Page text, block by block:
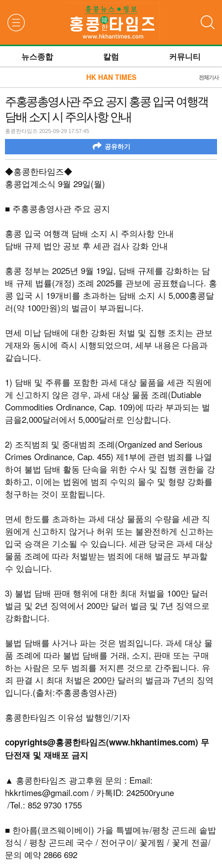
뉴스종합 칼럼 커뮤니티
HK HAN TIMES 전체기사
주홍콩총영사관 주요 공지 홍콩 입국 여행객
담배 소지 시 주의사항 안내
홍콩한타임즈 2025-09-29 17:57:45
공유하기
◆홍콩한타임즈◆
홍콩업계소식 9월 29일(월)
■ 주홍콩총영사관 주요 공지
홍콩 입국 여행객 담배 소지 시 주의사항 안내
담배 규제 법안 공보 후 세관 검사 강화 안내
홍콩 정부는 2025년 9월 19일, 담배 규제를 강화하는 담
배 규제 법률(개정) 조례 2025를 관보에 공표했습니다. 홍
콩 입국 시 19개비를 초과하는 담배 소지 시 5,000홍콩달
러(약 100만원)의 벌금이 부과됩니다.
면세 미납 담배에 대한 강화된 처벌 및 집행 조치는 관보
게재와 동시에 즉시 시행되었으며, 세부 내용은 다음과
같습니다.
1) 담배 및 주류를 포함한 과세 대상 물품을 세관 직원에
게 신고하지 않은 경우, 과세 대상 물품 조례(Dutiable
Commodities Ordinance, Cap. 109)에 따라 부과되는 벌
금을2,000달러에서 5,000달러로 인상합니다.
2) 조직범죄 및 중대범죄 조례(Organized and Serious
Crimes Ordinance, Cap. 455) 제1부에 관련 범죄를 나열
하여 불법 담배 활동 단속을 위한 수사 및 집행 권한을 강
화하고, 이에는 법원에 범죄 수익의 몰수 및 형량 강화를
청구하는 것이 포함됩니다.
면세 한도를 초과하는 과세 대상 물품의 수량을 세관 직
원에게 신고하지 않거나 허위 또는 불완전하게 신고하는
입국 승객은 기소될 수 있습니다. 세관 당국은 과세 대상
물품 조례에 따라 처벌받는 범죄에 대해 벌금도 부과할
수 있습니다.
3) 불법 담배 판매 행위에 대한 최대 처벌을 100만 달러
벌금 및 2년 징역에서 200만 달러 벌금 및 7년 징역으로
강화합니다.
불법 담배를 사거나 파는 것은 범죄입니다. 과세 대상 물
품 조례에 따라 불법 담배를 거래, 소지, 판매 또는 구매
하는 사람은 모두 범죄를 저지른 것으로 간주됩니다. 유
죄 판결 시 최대 처벌은 200만 달러의 벌금과 7년의 징역
입니다.(출처:주홍콩총영사관)
홍콩한타임즈 이유성 발행인/기자
copyrights@홍콩한타임즈(www.hkhantimes.com) 무
단전재 및 재배포 금지
▲ 홍콩한타임즈 광고후원 문의 : Email:
hkkrtimes@gmail.com / 카톡ID: 242500ryune
/Tel.: 852 9730 1755
■ 한아름(코즈웨이베이) 가을 특별메뉴/평창 곤드레 솥밥
정식 / 평창 곤드레 국수 / 전어구이/ 꽃게찜 / 꽃게 전골/
문의 예약 2866 692